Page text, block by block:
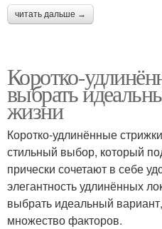
читать дальше →
Коротко-
выбрать
жизни
Коротко-удлинённые
стильный выбор, который
прически сочетают в себе
элегантность удлинённых
выбрать идеальный
множество факторов.